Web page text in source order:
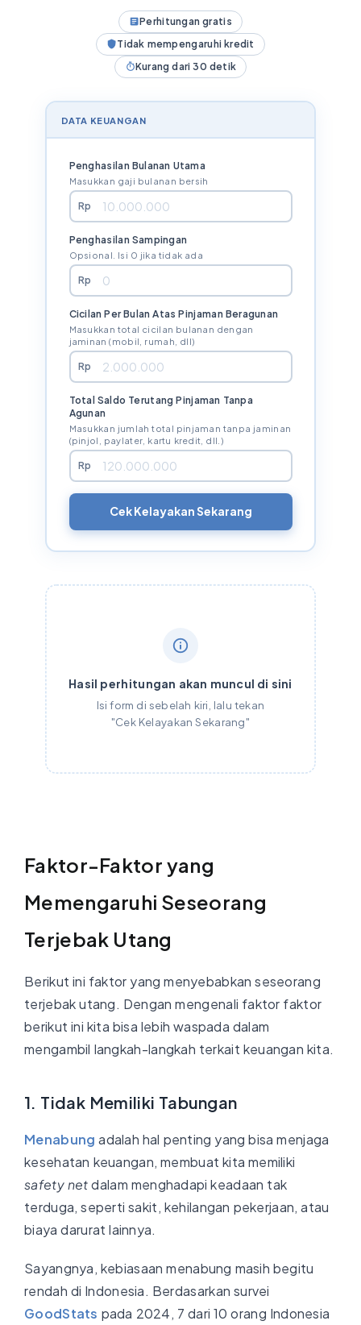
Perhitungan gratis
Tidak mempengaruhi kredit
Kurang dari 30 detik
DATA KEUANGAN
Penghasilan Bulanan Utama
Masukkan gaji bulanan bersih
Rp
Penghasilan Sampingan
Opsional. Isi 0 jika tidak ada
Rp
Cicilan Per Bulan Atas Pinjaman Beragunan
Masukkan total cicilan bulanan dengan
jaminan (mobil, rumah, dll)
Rp
Total Saldo Terutang Pinjaman Tanpa
Agunan
Masukkan jumlah total pinjaman tanpa jaminan
(pinjol, paylater, kartu kredit, dll.)
Rp
Cek Kelayakan Sekarang
Hasil perhitungan akan muncul di sini
Isi form di sebelah kiri, lalu tekan
"Cek Kelayakan Sekarang"
Faktor-Faktor yang
Memengaruhi Seseorang
Terjebak Utang
Berikut ini faktor yang menyebabkan seseorang
terjebak utang. Dengan mengenali faktor faktor
berikut ini kita bisa lebih waspada dalam
mengambil langkah-langkah terkait keuangan kita.
1. Tidak Memiliki Tabungan
Menabung adalah hal penting yang bisa menjaga
kesehatan keuangan, membuat kita memiliki
safety netdalam menghadapi keadaan tak
terduga, seperti sakit, kehilangan pekerjaan, atau
biaya darurat lainnya.
Sayangnya, kebiasaan menabung masih begitu
rendah di Indonesia. Berdasarkan survei
GoodStats pada 2024, 7 dari 10 orang Indonesia